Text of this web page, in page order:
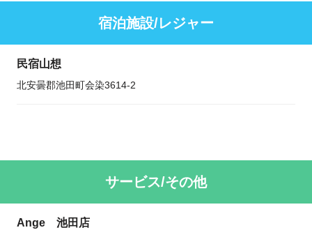
宿泊施設/レジャー
民宿山想
北安曇郡池田町会染3614-2
サービス/その他
Ange 池田店